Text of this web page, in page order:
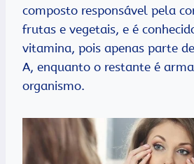
composto responsável pela
frutas e vegetais, e é
vitamina, pois apenas parte
A, enquanto o restante é
organismo.